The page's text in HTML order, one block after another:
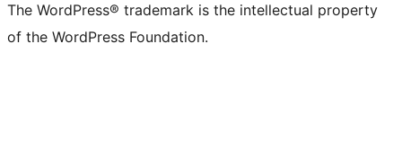
The WordPress® trademark is the intellectual property
of the WordPress Foundation.